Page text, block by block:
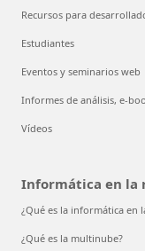
Recursos para
Estudiantes
Eventos y seminarios web
Informes de análisis, e-
Vídeos
Informática en la
¿Qué es la informática en
¿Qué es la multinube?